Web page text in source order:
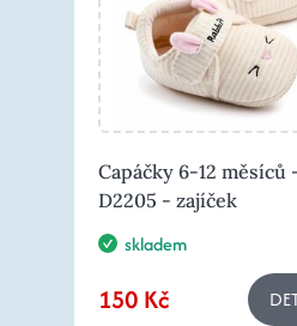
Capáčky 6-12 měsíců
D2205 - zajíček
skladem
150 Kč